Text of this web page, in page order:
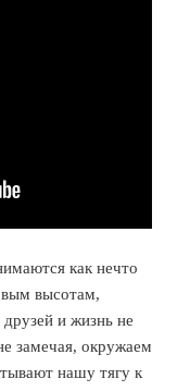
как нечто
высотам,
и жизнь не
замечая, окружаем
нашу тягу к